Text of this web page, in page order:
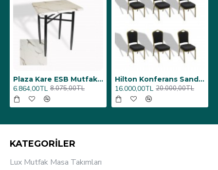
Üst Üste Konan Hilton Konferans Sandalye - (4 Adet)
12.000,00TL 15.000,00TL
Porselen Masa Tablası 80X160
26.350,00TL 31.000,00TL
KATEGORİLER
Lux Mutfak Masa Takımları